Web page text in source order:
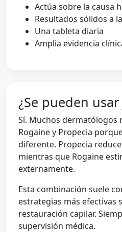
Actúa sobre la causa
Resultados sólidos a
Una tableta diaria
Amplia evidencia
¿Se pueden
Sí. Muchos
Rogaine y Propecia
diferente. Propecia
mientras que Rogaine
externamente.
Esta combinación suele
estrategias más efectivas
restauración capilar.
supervisión médica.